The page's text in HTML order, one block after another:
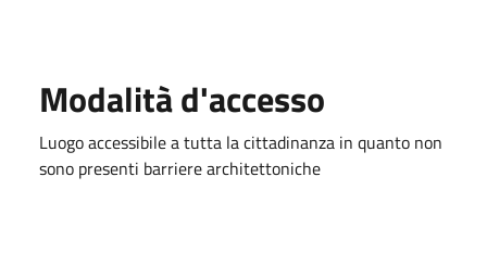
Modalità d'accesso
Luogo accessibile a tutta la cittadinanza in quanto non
sono presenti barriere architettoniche